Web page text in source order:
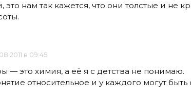
нам так кажется, что они толстые и не
в 09:45
— это химия, а её я с детства не понимаю.
относительное и у каждого могут быть